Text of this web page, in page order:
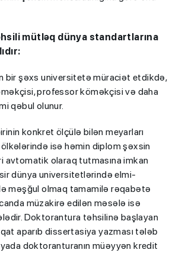
mütləq dünya standartlarına
bir şəxs universitetə müraciət etdikdə,
professor köməkçisi və daha
qəbul olunur.
konkret ölçülə bilən meyarları
isə həmin diplom şəxsin
avtomatik olaraq tutmasına imkan
dünya universitetlərində elmi-
məşğul olmaq tamamilə rəqabətə
müzakirə edilən məsələ isə
Doktorantura təhsilinə başlayan
aparıb dissertasiya yazması tələb
doktoranturanın müəyyən kredit